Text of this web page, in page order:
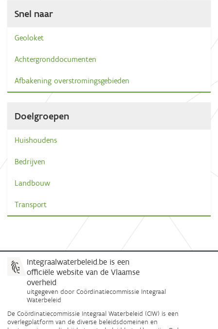
Snel naar
Geoloket
Achtergronddocumenten
Afbakening overstromingsgebieden
Doelgroepen
Huishoudens
Bedrijven
Landbouw
Transport
Integraalwaterbeleid.be is een
officiële website van de Vlaamse
overheid
uitgegeven door Coördinatiecommissie Integraal
Waterbeleid
De Coördinatiecommissie Integraal Waterbeleid (CIW) is een
overlegplatform van de diverse beleidsdomeinen en